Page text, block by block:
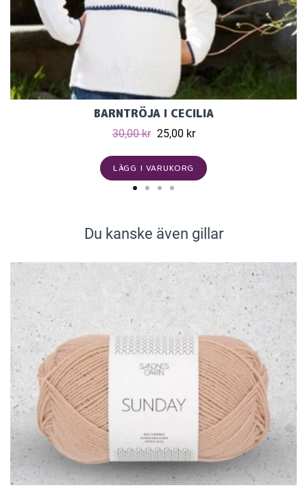
BARNTRÖJA I CECILIA
30,00 kr 25,00 kr
LÄGG I VARUKORG
Du kanske även gillar